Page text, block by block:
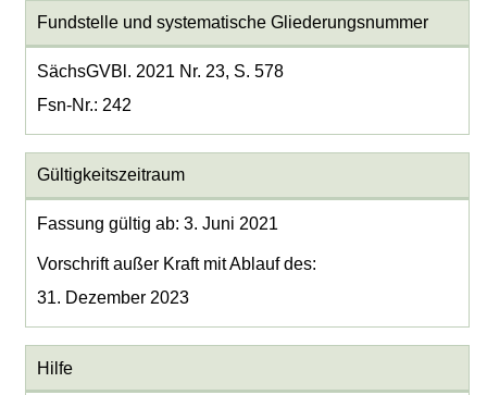
Fundstelle und systematische Gliederungsnummer
SächsGVBl. 2021 Nr. 23, S. 578
Fsn-Nr.: 242
Gültigkeitszeitraum
Fassung gültig ab: 3. Juni 2021
Vorschrift außer Kraft mit Ablauf des:
31. Dezember 2023
Hilfe